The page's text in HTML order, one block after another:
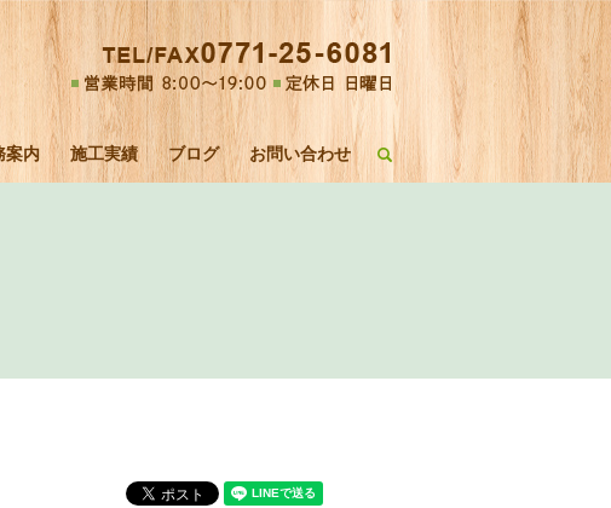
案内 施工実績 ブログ お問い合わせ search